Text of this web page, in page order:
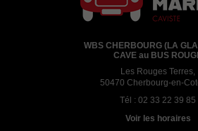
WBS CHERBOURG (LA
CAVE au BUS
Les Rouges Terres,
50470 Cherbourg-en-
Tél : 02 33 22 39 85
Voir les horaires